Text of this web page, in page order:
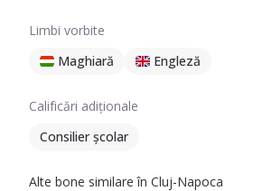
Limbi vorbite
Maghiară
Engleză
Calificări adiționale
Consilier școlar
Alte bone similare în Cluj-Napoca